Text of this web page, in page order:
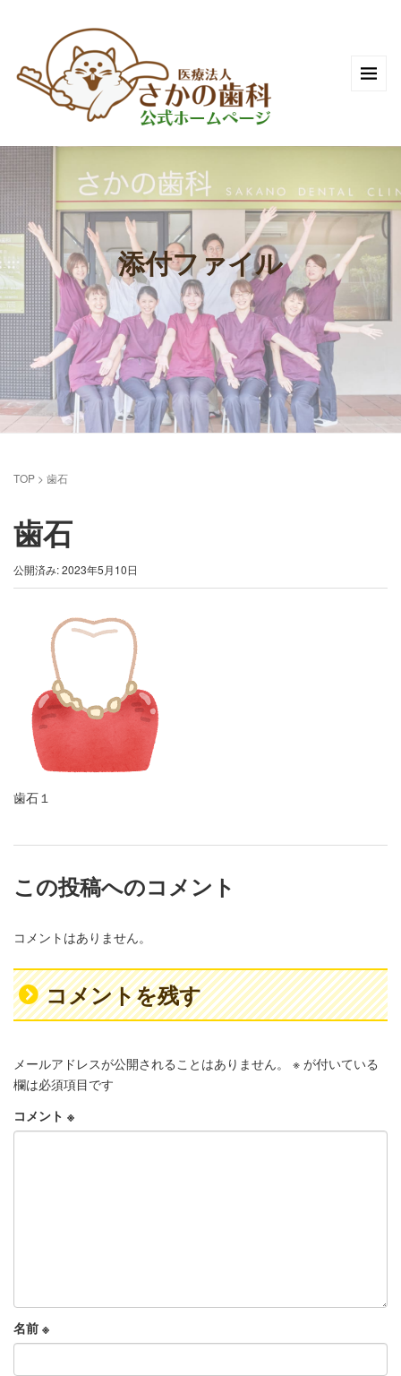
添付ファイル
TOP > 歯石
歯石
公開済み: 2023年5月10日
歯石１
この投稿へのコメント
コメントはありません。
コメントを残す
メールアドレスが公開されることはありません。 ※ が付いている
欄は必須項目です
コメント ※
名前 ※